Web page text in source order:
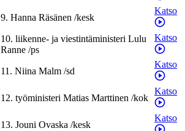
9. Hanna Räsänen /kesk
Katso
10. liikenne- ja viestintäministeri Lulu
Ranne /ps
Katso
11. Niina Malm /sd
Katso
12. työministeri Matias Marttinen /kok
Katso
13. Jouni Ovaska /kesk
Katso